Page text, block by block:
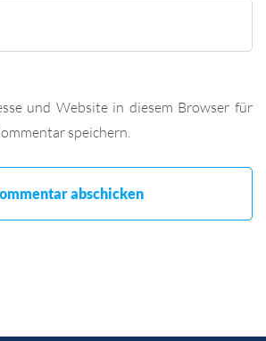
und Website in diesem Browser für
speichern.